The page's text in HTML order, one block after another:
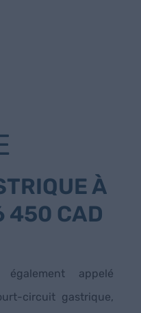
À
450 CAD
également appelé
circuit gastrique,